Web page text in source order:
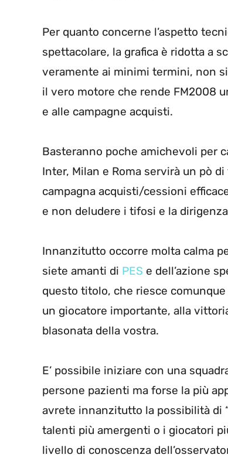
Per quanto concerne l’aspetto
spettacolare, la grafica è ridotta a
veramente ai minimi termini, non
il vero motore che rende FM2008
e alle campagne acquisti.
Basteranno poche amichevoli per
Inter, Milan e Roma servirà un pò
campagna acquisti/cessioni
e non deludere i tifosi e la
Innanzitutto occorre molta calma
siete amanti di PES e dell’azione
questo titolo, che riesce
un giocatore importante, alla
blasonata della vostra.
E’ possibile iniziare con una
persone pazienti ma forse la più
avrete innanzitutto la possibilità di
talenti più amergenti o i giocatori
livello di conoscenza